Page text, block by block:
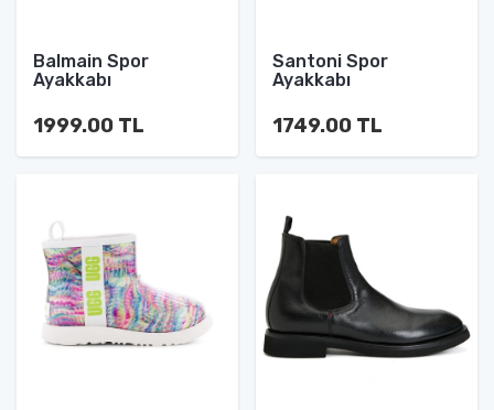
Balmain Spor
Ayakkabı
1999.00 TL
Santoni Spor
Ayakkabı
1749.00 TL